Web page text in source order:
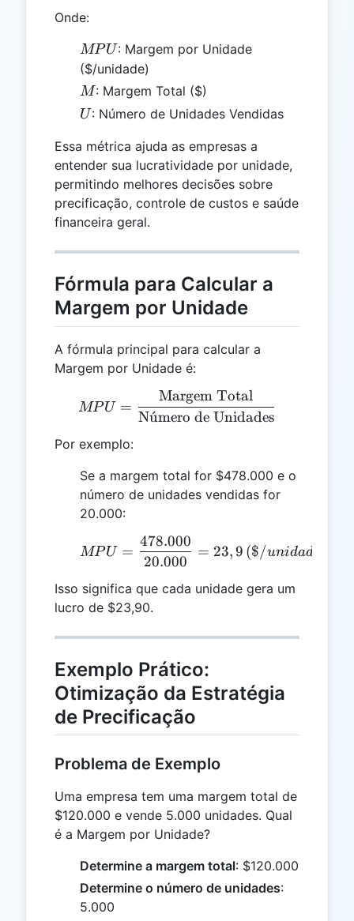
Onde:
MPU
MPU: Margem por Unidade
($/unidade)
M
M: Margem Total ($)
U
U : Número de Unidades Vendidas
Essa métrica ajuda as empresas a
entender sua lucratividade por unidade,
permitindo melhores decisões sobre
precificação, controle de custos e saúde
financeira geral.
Fórmula para Calcular a
Margem por Unidade
A fórmula principal para calcular a
Margem por Unidade é:
MPU =
MPU =
Nu
ˊmero de Unidades
Margem Total
Por exemplo:
Se a margem total for $478.000 e o
número de unidades vendidas for
20.000:
MPU =
MPU =
20.000
478.000
= 23,9 ($/unidad
Isso significa que cada unidade gera um
lucro de $23,90.
Exemplo Prático:
Otimização da Estratégia
de Precificação
Problema de Exemplo
Uma empresa tem uma margem total de
$120.000 e vende 5.000 unidades. Qual
é a Margem por Unidade?
Determine a margem total: $120.000
Determine o número de unidades:
5.000